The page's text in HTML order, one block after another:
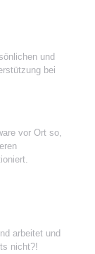
und
bei
vor Ort so,
arbeitet und
nicht?!